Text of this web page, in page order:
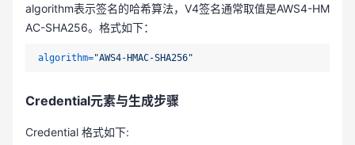
algorithm表示签名的哈希算法，V4签名通常取值是AWS4-HM
AC-SHA256。格式如下：
algorithm="AWS4-HMAC-SHA256"
Credential元素与生成步骤
Credential 格式如下: